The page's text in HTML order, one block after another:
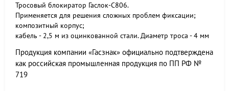
Тросовый блокиратор Гаслок-С806.
Применяется для решения сложных проблем фиксации;
композитный корпус;
кабель - 2,5 м из оцинкованной стали. Диаметр троса - 4 мм
Продукция компании «Гасзнак» официально подтверждена
как российская промышленная продукция по ПП РФ №
719